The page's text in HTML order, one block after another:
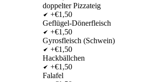
doppelter Pizzateig
+€1,50
Geflügel-Dönerfleisch
+€1,50
Gyrosfleisch (Schwein)
+€1,50
Hackbällchen
+€1,50
Falafel